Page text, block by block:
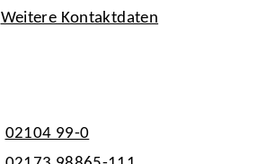
Weitere Kontaktdaten
02104 99-0